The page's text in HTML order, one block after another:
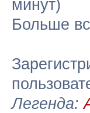
минут)
Больше
Легенда: